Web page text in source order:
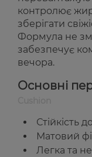
контролює
зберігати
Формула не
забезпечує
вечора.
Основні
Стійкість
Матовий
Легка та